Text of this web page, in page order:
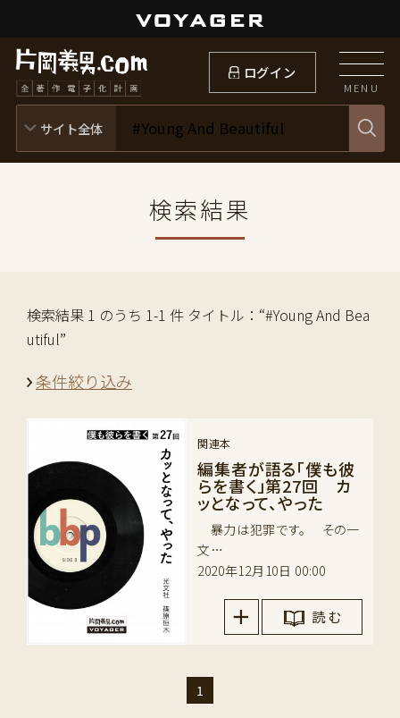
ログイン
MENU
検索結果
検索結果 1 のうち 1-1 件 タイトル：“#Young And Bea
utiful”
条件絞り込み
関連本
編集者が語る「僕も彼
らを書く」第27回 カ
ッとなって、やった
暴力は犯罪です。 その一
文…
2020年12月10日 00:00
読 む
1